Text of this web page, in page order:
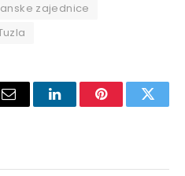
zajednice
Email LinkedInPinterest